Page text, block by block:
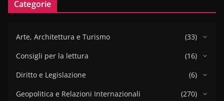
Categorie
Arte, Architettura e Turismo
(33)
Consigli per la lettura
(16)
Diritto e Legislazione
(6)
Geopolitica e Relazioni Internazionali
(270)